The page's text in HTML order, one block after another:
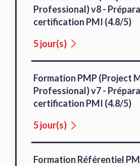
Professional) v8 -
certification PMI (4.8/5)
5 jour(s)
Formation PMP (Project
Professional) v7 -
certification PMI (4.8/5)
5 jour(s)
Formation Référentiel